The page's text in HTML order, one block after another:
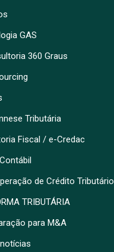
GAS
360 Graus
Tributária
Fiscal / e-Credac
de Crédito Tributário
TRIBUTÁRIA
para M&A